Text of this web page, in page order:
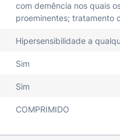
com demência nos quais
proeminentes; tratamento
Hipersensibilidade a
Sim
Sim
COMPRIMIDO